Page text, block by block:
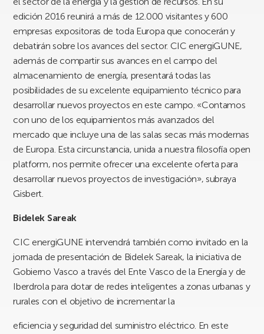
edición 2016 reunirá a más de 12.000 visitantes y 600
empresas expositoras de toda Europa que conocerán y
debatirán sobre los avances del sector. CIC energiGUNE,
además de compartir sus avances en el campo del
almacenamiento de energía, presentará todas las
posibilidades de su excelente equipamiento técnico para
desarrollar nuevos proyectos en este campo. «Contamos
con uno de los equipamientos más avanzados del
mercado que incluye una de las salas secas más modernas
de Europa. Esta circunstancia, unida a nuestra filosofía open
platform, nos permite ofrecer una excelente oferta para
desarrollar nuevos proyectos de investigación», subraya
Gisbert.
Bidelek Sareak
CIC energiGUNE intervendrá también como invitado en la
jornada de presentación de Bidelek Sareak, la iniciativa de
Gobierno Vasco a través del Ente Vasco de la Energía y de
Iberdrola para dotar de redes inteligentes a zonas urbanas y
rurales con el objetivo de incrementar la
eficiencia y seguridad del suministro eléctrico. En este